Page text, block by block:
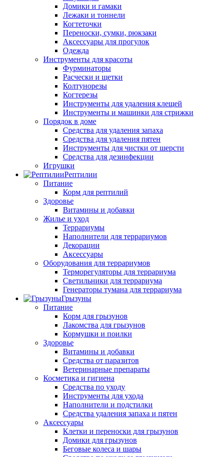
Домики и гамаки
Лежаки и тоннели
Когтеточки
Переноски, сумки, рюкзаки
Аксессуары для прогулок
Одежда
Инструменты для красоты
Фурминаторы
Расчески и щетки
Колтунорезы
Когтерезы
Инструменты для удаления клещей
Инструменты и машинки для стрижки
Порядок в доме
Средства для удаления запаха
Средства для удаления пятен
Инструменты для чистки от шерсти
Средства для дезинфекции
Игрушки
Рептилии
Питание
Корм для рептилий
Здоровье
Витамины и добавки
Жилье и уход
Террариумы
Наполнители для террариумов
Декорации
Аксессуары
Оборудования для террариумов
Терморегуляторы для террариума
Светильники для террариума
Генераторы тумана для террариума
Грызуны
Питание
Корм для грызунов
Лакомства для грызунов
Кормушки и поилки
Здоровье
Витамины и добавки
Средства от паразитов
Ветеринарные препараты
Косметика и гигиена
Средства по уходу
Инструменты для ухода
Наполнители и подстилки
Средства удаления запаха и пятен
Аксессуары
Клетки и переноски для грызунов
Домики для грызунов
Беговые колеса и шары